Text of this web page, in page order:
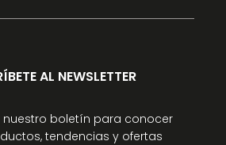
AL NEWSLETTER
nuestro boletín para conocer
tendencias y ofertas